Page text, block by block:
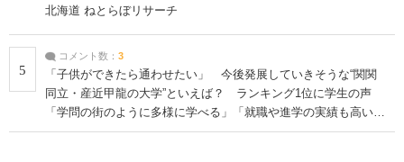
北海道 ねとらぼリサーチ
5
コメント数： 3
「子供ができたら通わせたい」 今後発展していきそうな“関関
同立・産近甲龍の大学”といえば？ ランキング1位に学生の声
「学問の街のように多様に学べる」「就職や進学の実績も高い」
| 大学 ねとらぼリサーチ